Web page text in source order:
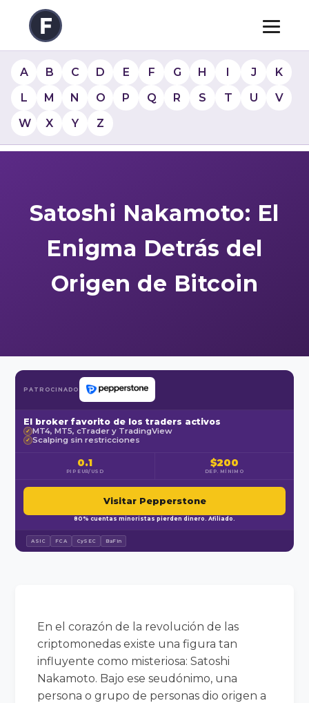
A B C D E F G H I J
K
L
M N O P Q R S T U
V
W
X Y Z
Satoshi Nakamoto: El
Enigma Detrás del
Origen de Bitcoin
PATROCINADO
El broker favorito de los traders activos
✓ MT4, MT5, cTrader y TradingView
✓ Scalping sin restricciones
0.1
PIP EUR/USD
$200
DEP. MÍNIMO
Visitar Pepperstone
80% cuentas minoristas pierden dinero. Afiliado.
ASIC FCA CySEC BaFin
En el corazón de la revolución de las
criptomonedas existe una figura tan
influyente como misteriosa: Satoshi
Nakamoto. Bajo ese seudónimo, una
persona o grupo de personas dio origen a